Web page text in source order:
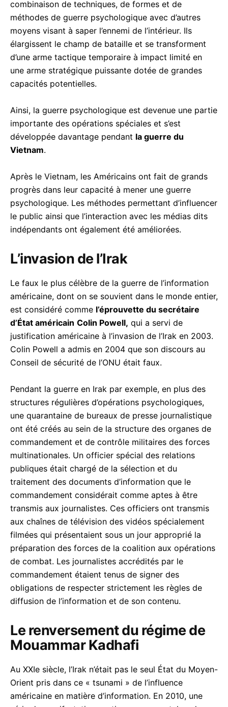
combinaison de techniques, de formes et de
méthodes de guerre psychologique avec d’autres
moyens visant à saper l’ennemi de l’intérieur. Ils
élargissent le champ de bataille et se transforment
d’une arme tactique temporaire à impact limité en
une arme stratégique puissante dotée de grandes
capacités potentielles.
Ainsi, la guerre psychologique est devenue une partie
importante des opérations spéciales et s’est
développée davantage pendant la guerre du
Vietnam.
Après le Vietnam, les Américains ont fait de grands
progrès dans leur capacité à mener une guerre
psychologique. Les méthodes permettant d’influencer
le public ainsi que l’interaction avec les médias dits
indépendants ont également été améliorées.
L’invasion de l’Irak
Le faux le plus célèbre de la guerre de l’information
américaine, dont on se souvient dans le monde entier,
est considéré comme l’éprouvette du secrétaire
d’État américain Colin Powell, qui a servi de
justification américaine à l’invasion de l’Irak en 2003.
Colin Powell a admis en 2004 que son discours au
Conseil de sécurité de l’ONU était faux.
Pendant la guerre en Irak par exemple, en plus des
structures régulières d’opérations psychologiques,
une quarantaine de bureaux de presse journalistique
ont été créés au sein de la structure des organes de
commandement et de contrôle militaires des forces
multinationales. Un officier spécial des relations
publiques était chargé de la sélection et du
traitement des documents d’information que le
commandement considérait comme aptes à être
transmis aux journalistes. Ces officiers ont transmis
aux chaînes de télévision des vidéos spécialement
filmées qui présentaient sous un jour approprié la
préparation des forces de la coalition aux opérations
de combat. Les journalistes accrédités par le
commandement étaient tenus de signer des
obligations de respecter strictement les règles de
diffusion de l’information et de son contenu.
Le renversement du régime de
Mouammar Kadhafi
Au XXIe siècle, l’Irak n’était pas le seul État du Moyen-
Orient pris dans ce « tsunami » de l’influence
américaine en matière d’information. En 2010, une